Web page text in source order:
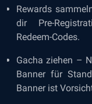
Rewards
dir Pre-
Redeem-Codes.
Gacha ziehen –
Banner für
Banner ist